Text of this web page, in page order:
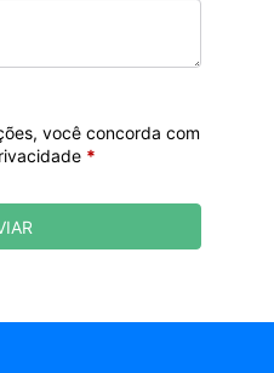
você concorda com
*